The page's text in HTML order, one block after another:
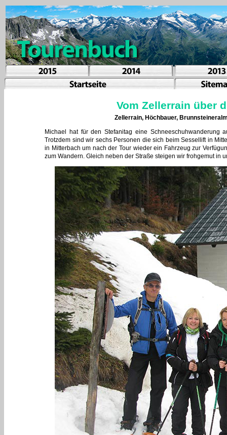
Vom Zellerrain über
Zellerrain, Höchbauer,
Michael hat für den Stefanitag eine Schneeschuhwanderung
Trotzdem sind wir sechs Personen die sich beim Sessellift in
in Mitterbach um nach der Tour wieder ein Fahrzeug zur
zum Wandern. Gleich neben der Straße steigen wir frohgemut in